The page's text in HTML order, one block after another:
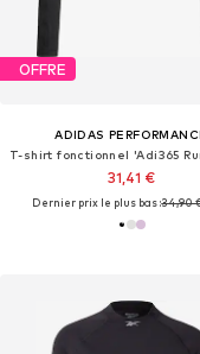
OFFRE
ADIDAS
31,41 €
Dernier prix le plus bas :34,90